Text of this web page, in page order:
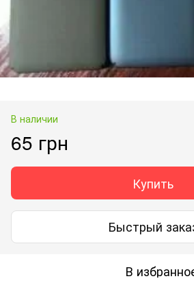
В наличии
65 грн
Купить
Быстрый
В